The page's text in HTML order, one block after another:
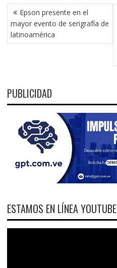
NAVEGACIÓN
DE
ENTRADAS
Epson presente en el
mayor evento de serigrafía de
latinoamérica
PUBLICIDAD
ESTAMOS EN LÍNEA YOUTUBE